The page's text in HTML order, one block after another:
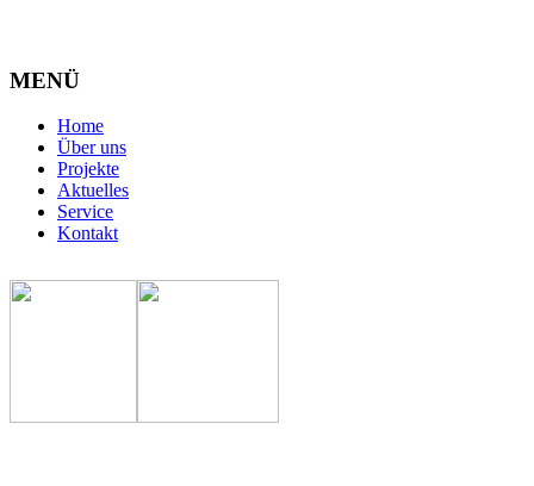
MENÜ
Home
Über uns
Projekte
Aktuelles
Service
Kontakt